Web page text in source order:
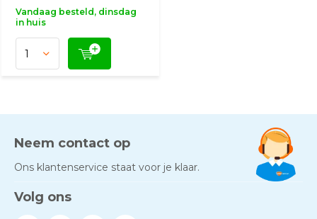
Vandaag besteld, dinsdag
in huis
Neem contact op
Ons klantenservice staat voor je klaar.
Volg ons